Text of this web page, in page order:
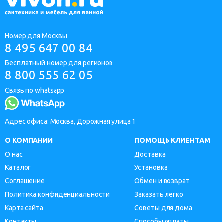
Номер для Москвы
8 495 647 00 84
Бесплатный номер для регионов
8 800 555 62 05
Связь по whatsapp
Адрес офиса: Москва, Дорожная улица 1
О КОМПАНИИ
О нас
Каталог
Соглашение
Политика конфиденциальности
Карта сайта
ПОМОЩЬ КЛИЕНТАМ
Доставка
Установка
Обмен и возврат
Заказать легко
Советы для дома